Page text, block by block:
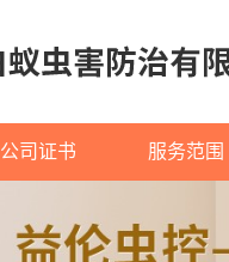
公司证书 服务范围